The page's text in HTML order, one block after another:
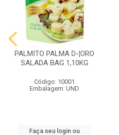
PALMITO PALMA D-¦ORO
SALADA BAG 1,10KG
Código: 10001
Embalagem: UND
Faça seu login ou